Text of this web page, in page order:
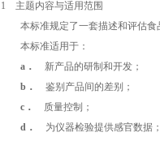
1 主题内容与适用范围
本标准规定了一套描述和评估食
本标准适用于：
a．
新产品的研制和开发；
b．
鉴别产品间的差别；
c．
质量控制；
d．
为仪器检验提供感官数据；